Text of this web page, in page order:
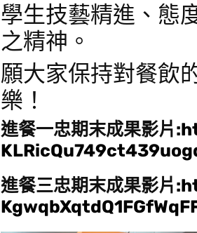
學生技藝精進、態
之精神。
願大家保持對餐飲
樂！
進餐一忠期末成果影片:
進餐三忠期末成果影片: